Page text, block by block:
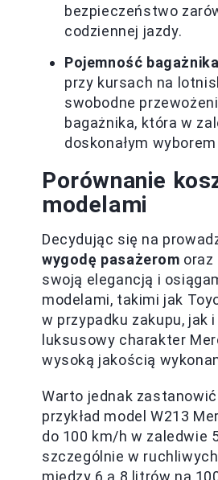
bezpieczeństwo
codziennej jazdy.
Pojemność bagażnika
przy kursach na
swobodne
bagażnika, która w
doskonałym
Porównanie
modelami
Decydując się na
wygodę pasażerom oraz
swoją elegancją i
modelami, takimi jak
w przypadku zakupu, jak
luksusowy charakter
wysoką jakością
Warto jednak
przykład model W213
do 100 km/h w zaledwie
szczególnie w
między 6 a 8 litrów na